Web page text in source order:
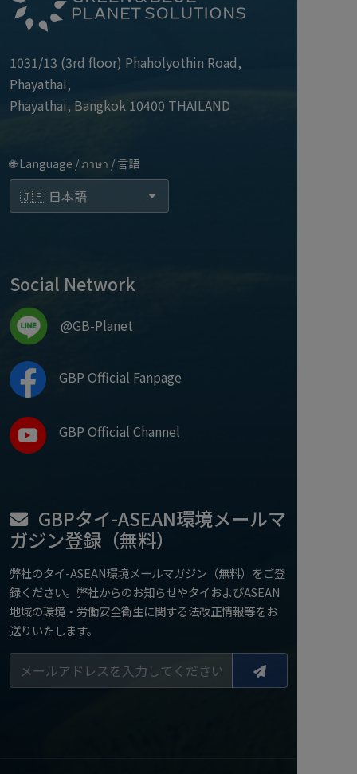
1031/13 (3rd floor) Phaholyothin Road,
Phayathai,
Phayathai, Bangkok 10400 THAILAND
🌐 Language / ภาษา / 言語
Social Network
@GB-Planet
GBP Official Fanpage
GBP Official Channel
GBPタイ-ASEAN環境メールマ
ガジン登録（無料）
弊社のタイ-ASEAN環境メールマガジン（無料）をご登
録ください。弊社からのお知らせやタイおよびASEAN
地域の環境・労働安全衛生に関する法改正情報等をお
送りいたします。